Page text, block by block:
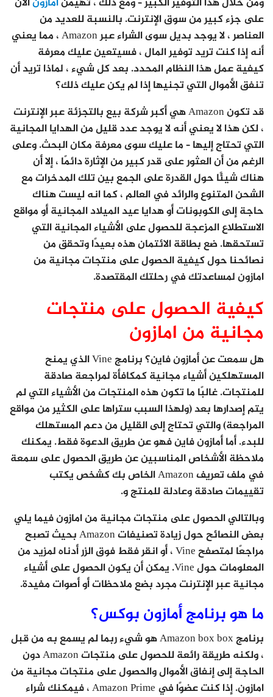
على جزء كبير من سوق الإنترنت. بالنسبة للعديد من
العناصر ، لا يوجد بديل سوى الشراء عبر Amazon ، مما يعني
أنه إذا كنت تريد توفير المال ، فسيتعين عليك معرفة
كيفية عمل هذا النظام المحدد. بعد كل شيء ، لماذا تريد أن
تنفق الأموال التي تجنيها إذا لم يكن عليك ذلك؟
قد تكون Amazon هي أكبر شركة بيع بالتجزئة عبر الإنترنت
، لكن هذا لا يعني أنه لا يوجد عدد قليل من الهدايا المجانية
التي تحتاج إليها – ما عليك سوى معرفة مكان البحث. وعلى
الرغم من أن العثور على قدر كبير من الإثارة دائمًا ، إلا أن
هناك شيئًا حول القدرة على الجمع بين تلك المدخرات مع
الشحن المتنوع والرائد في العالم ، كما انه ليست هناك
حاجة إلى الكوبونات أو هدايا عيد الميلاد المجانية أو مواقع
الاستطلاع المزعجة للحصول على الأشياء المجانية التي
تستحقها. ضع بطاقة الائتمان هذه بعيدًا وتحقق من
نصائحنا حول كيفية الحصول على منتجات مجانية من
امازون لمساعدتك في رحلتك المقتصدة.
كيفية الحصول على منتجات
مجانية من امازون
هل سمعت عن أمازون فاين؟ برنامج Vine الذي يمنح
المستهلكين أشياء مجانية كمكافأة لمراجعة صادقة
للمنتجات. غالبًا ما تكون هذه المنتجات من الأشياء التي لم
يتم إصدارها بعد (ولهذا السبب ستراها على الكثير من مواقع
المراجعة) والتي تحتاج إلى القليل من دعم المستهلك
للبدء. أما أمازون فاين فهو عن طريق الدعوة فقط. يمكنك
ملاحظة الأشخاص المناسبين عن طريق الحصول على سمعة
في ملف تعريف Amazon الخاص بك كشخص يكتب
تقييمات صادقة وعادلة للمنتج و.
وبالتالي الحصول على منتجات مجانية من امازون فيما يلي
بعض النصائح حول زيادة تصنيفات Amazon بحيث تصبح
مراجعًا لمتصفح Vine ، أو انقر فقط فوق الزر أدناه لمزيد من
المعلومات حول Vine. يمكن أن يكون الحصول على أشياء
مجانية عبر الإنترنت مجرد بضع ملاحظات أو أصوات مفيدة.
ما هو برنامج أمازون بوكس؟
برنامج Amazon box box هو شيء ربما لم يسمع به من قبل
، ولكنه طريقة رائعة للحصول على منتجات Amazon دون
الحاجة إلى إنفاق الأموال والحصول على منتجات مجانية من
امازون. إذا كنت عضوًا في Amazon Prime ، فيمكنك شراء